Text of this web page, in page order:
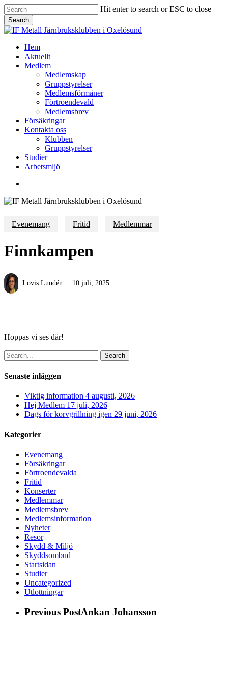
Skip
to
main
content
Hit enter to search or ESC to close
Search
Close
Menu
Hem
Aktuellt
Medlem
Medlemskap
Gruppstyrelser
Medlemsförmåner
Förtroendevald
Medlemsbrev
Försäkringar
Kontakta oss
Klubben
Gruppstyrelser
Studier
Arbetsmljö
Evenemang Fritid Medlemmar
Finnkampen
Lovis Lundén 10 juli, 2025
Hoppas vi ses där!
Search
Senaste inläggen
Viktig information 4 augusti, 2026
Hej Medlem 17 juli, 2026
Dags för korvgrillning igen 29 juni, 2026
Kategorier
Evenemang
Försäkringar
Förtroendevalda
Fritid
Konserter
Medlemmar
Medlemsbrev
Medlemsinformation
Nyheter
Resor
Skydd & Miljö
Skyddsombud
Startsidan
Studier
Uncategorized
Utlottningar
Previous PostAnkan Johansson